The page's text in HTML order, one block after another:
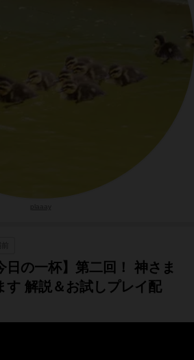
日の一杯】第二回！ 神さま
す 解説＆お試しプレイ配